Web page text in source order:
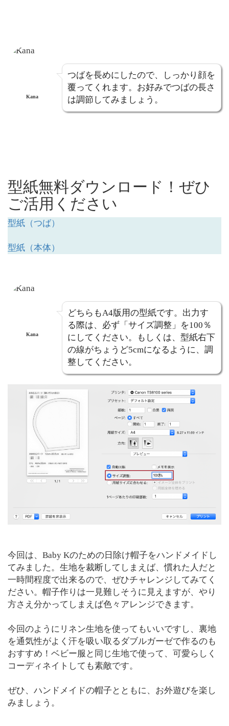
Kana
つばを長めにしたので、しっかり顔を
覆ってくれます。お好みでつばの長さ
は調節してみましょう。
型紙無料ダウンロード！ぜひ
ご活用ください
型紙（つば）
型紙（本体）
Kana
どちらもA4版用の型紙です。出力す
る際は、必ず「サイズ調整」を100％
にしてください。もしくは、型紙右下
の線がちょうど5cmになるように、調
整してください。
今回は、Baby Kのための日除け帽子をハンドメイドし
てみました。生地を裁断してしまえば、慣れた人だと
一時間程度で出来るので、ぜひチャレンジしてみてく
ださい。帽子作りは一見難しそうに見えますが、やり
方さえ分かってしまえば色々アレンジできます。
今回のようにリネン生地を使ってもいいですし、裏地
を通気性がよく汗を吸い取るダブルガーゼで作るのも
おすすめ！ベビー服と同じ生地で使って、可愛らしく
コーディネイトしても素敵です。
ぜひ、ハンドメイドの帽子とともに、お外遊びを楽し
みましょう。